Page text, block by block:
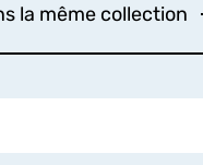
la même collection